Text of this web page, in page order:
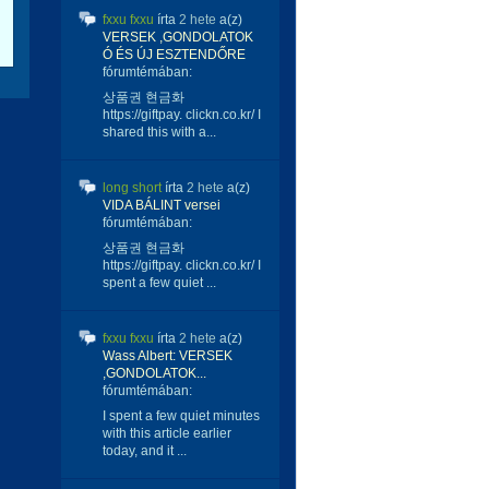
fxxu fxxu írta 2 hete a(z)
VERSEK ,GONDOLATOK
Ó ÉS ÚJ ESZTENDŐRE
fórumtémában:
상품권 현금화
https://giftpay. clickn.co.kr/ I
shared this with a...
long shortírta 2 hete a(z)
VIDA BÁLINT versei
fórumtémában:
상품권 현금화
https://giftpay. clickn.co.kr/ I
spent a few quiet ...
fxxu fxxu írta 2 hete a(z)
Wass Albert: VERSEK
,GONDOLATOK...
fórumtémában:
I spent a few quiet minutes
with this article earlier
today, and it ...